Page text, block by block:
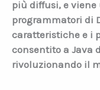
più diffusi, e
programmatori di
caratteristiche e i
consentito a Java
rivoluzionando il